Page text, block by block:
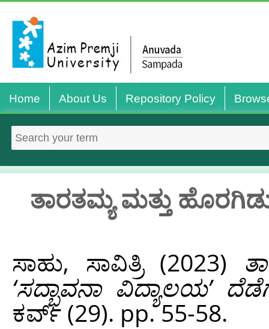
Home About Us Repository Policy
ತಾರತಮ್ಯ ಮತ್ತು
ಸಾಹು, ಸಾವಿತ್ರಿ(2023)
‘ಸದ್ಭಾವನಾ ವಿದ್ಯಾಲಯ’
ಕರ್ವ್ (29). pp. 55-58.